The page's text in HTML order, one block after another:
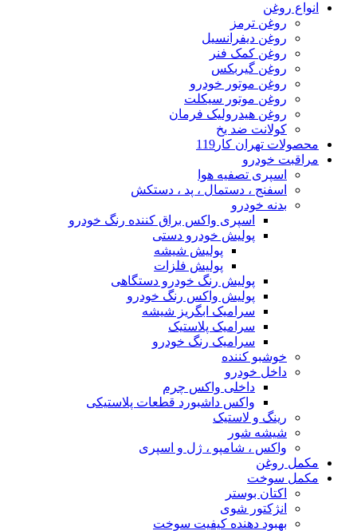
انواع روغن
روغن ترمز
روغن دیفرانسیل
روغن کمک فنر
روغن گیربکس
روغن موتور خودرو
روغن موتور سیکلت
روغن هیدرولیک فرمان
کولانت ضد یخ
محصولات تهران کار119
مراقبت خودرو
اسپری تصفیه هوا
اسفنج ، دستمال ، پد ، دستکش
بدنه خودرو
اسپری واکس براق کننده رنگ خودرو
پولیش خودرو دستی
پولیش شیشه
پولیش فلزات
پولیش رنگ خودرو دستگاهی
پولیش واکس رنگ خودرو
سرامیک ابگریز شیشه
سرامیک پلاستیک
سرامیک رنگ خودرو
خوشبو کننده
داخل خودرو
داخلی واکس چرم
واکس داشبورد قطعات پلاستیکی
رینگ و لاستیک
شیشه شور
واکس ، شامپو ، ژل و اسپری
مکمل روغن
مکمل سوخت
اکتان بوستر
انژکتور شوی
بهبود دهنده کیفیت سوخت